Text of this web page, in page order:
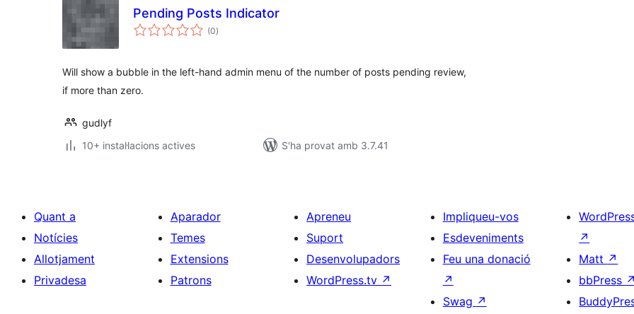
Pending Posts Indicator
(0puntuacions
totals
)
Will show a bubble in the left-hand admin menu of the number of posts pending review,
if more than zero.
gudlyf
10+ instal·lacions actives
S'ha provat amb 3.7.41
Quant a
Notícies
Allotjament
Privadesa
Aparador
Temes
Extensions
Patrons
Apreneu
Suport
Desenvolupadors
WordPress.tv ↗
Impliqueu-vos
Esdeveniments
Feu una donació
↗
Swag ↗
↗
Matt ↗
bbPress ↗